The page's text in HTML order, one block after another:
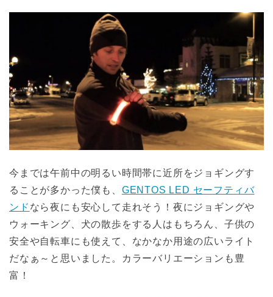
今までは午前中の明るい時間帯に近所をジョギングす
ることが多かった僕も、 GENTOS LED セーフティバ
ンド なら夜にも安心して走れそう！夜にジョギングや
ウォーキング、犬の散歩をする人はもちろん、子供の
安全や自転車にも使えて、なかなか用途の広いライト
だなぁ～と思いました。カラーバリエーションも豊
富！